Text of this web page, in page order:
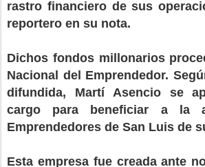
rastro financiero de sus
reportero en su nota.
Dichos fondos millonarios
Nacional del Emprendedor.
difundida, Martí Asencio se
cargo para beneficiar a la
Emprendedores de San Luis de
Esta empresa fue creada ante